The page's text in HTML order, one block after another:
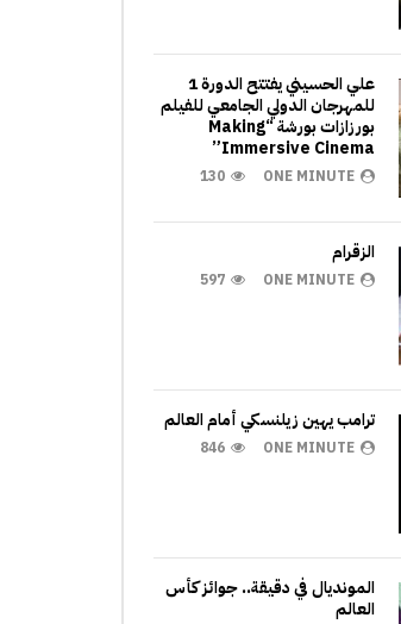
علي الحسيني يفتتح الدورة 1
للمهرجان الدولي الجامعي للفيلم
بورزازات بورشة “Making
Immersive Cinema”
ONE MINUTE
130
الزقرام
ONE MINUTE
597
ترامب يهين زيلنسكي أمام العالم
ONE MINUTE
846
المونديال في دقيقة.. جوائز كأس
العالم